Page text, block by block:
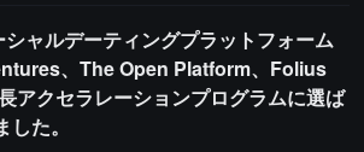
援します。Metya Ventures は高い潜在能
の投資を優先し、資金支援と戦略的協力を
創造と深いエコシステムの協調を促進しま
設立は、Metya が Web3 消費エンターテイ
ャルデーティングプラットフォーム
、The Open Platform、Folius
アクセラレーションプログラムに選ば
た。